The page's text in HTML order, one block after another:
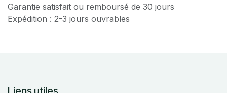
Garantie satisfait ou remboursé de 30 jours
Expédition : 2-3 jours ouvrables